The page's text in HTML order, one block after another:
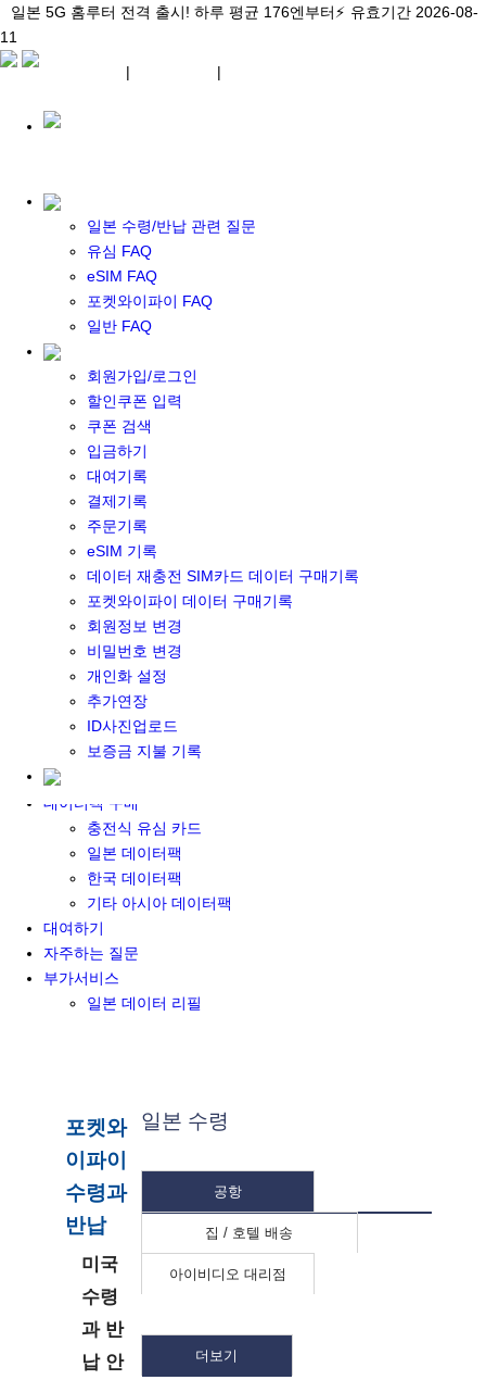
일본 5G 홈루터 전격 출시! 하루 평균 176엔부터⚡ 유효기간 2026-08-
11
일본 수령/반납 관련 질문
유심 FAQ
eSIM FAQ
포켓와이파이 FAQ
일반 FAQ
회원가입/로그인
할인쿠폰 입력
쿠폰 검색
입금하기
대여기록
결제기록
주문기록
eSIM 기록
데이터 재충전 SIM카드 데이터 구매기록
포켓와이파이 데이터 구매기록
회원정보 변경
비밀번호 변경
개인화 설정
추가연장
ID사진업로드
보증금 지불 기록
\아이비디오 eSIM🇯🇵/ 일본 3대 현지망 모두 플랜 완비! 유효기간
2026-08-11
일본 5G 홈루터 전격 출시! 하루 평균 176엔부터⚡ 유효기간 2026-08-
11
| |
포켓 와이파이 대여
일본 와이파이
일본 계약 와이파이
eSIM
일본 eSIM
한국 eSIM
대만 eSIM
기타 아시아 eSIM
eSIM 개통 설명서
포켓와이파이&데이터 구매
포켓와이파이 구매
일본 DATA
기타 아시아 DATA
MACARON DATA
DATA 이용 설명서
유심 구매
일본유심
한국유심
대만유심
기타 아시아 유심
데이터팩 구매
충전식 유심 카드
일본 데이터팩
한국 데이터팩
기타 아시아 데이터팩
대여하기
자주하는 질문
부가서비스
일본 데이터 리필
포켓와
이파이
수령과
반납
미국
수령
과 반
납 안
일본 수령
공항
집 / 호텔 배송
아이비디오 대리점
더보기